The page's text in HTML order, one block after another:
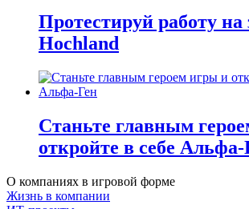
Протестируй работу на
Hochland
Станьте главным
откройте в себе Альфа-
О компаниях в игровой форме
Жизнь в компании